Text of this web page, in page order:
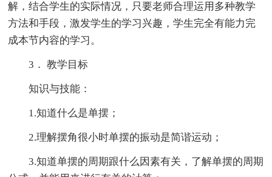
解，结合学生的实际情况，只要老师合理运用多种教学
方法和手段，激发学生的学习兴趣，学生完全有能力完
成本节内容的学习。
3． 教学目标
知识与技能：
1.知道什么是单摆；
2.理解摆角很小时单摆的振动是简谐运动；
3.知道单摆的周期跟什么因素有关，了解单摆的周期